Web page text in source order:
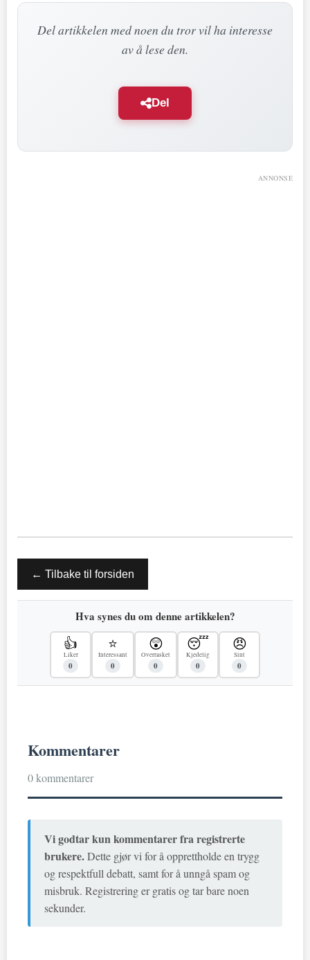
Del artikkelen med noen du tror vil ha interesse
av å lese den.
Del
ANNONSE
← Tilbake til forsiden
Hva synes du om denne artikkelen?
👍
Liker
0
⭐
Interessant
0
😲
Overrasket
0
😴
Kjedelig
0
😠
Sint
0
Kommentarer
0 kommentarer
Vi godtar kun kommentarer fra registrerte
brukere.Dette gjør vi for å opprettholde en trygg
og respektfull debatt, samt for å unngå spam og
misbruk. Registrering er gratis og tar bare noen
sekunder.